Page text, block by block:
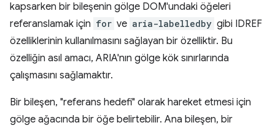
kapsarken bir bileşenin gölge DOM'undaki öğeleri
referanslamak için for ve aria-labelledby gibi IDREF
özelliklerinin kullanılmasını sağlayan bir özelliktir. Bu
özelliğin asıl amacı, ARIA'nın gölge kök sınırlarında
çalışmasını sağlamaktır.
Bir bileşen, "referans hedefi" olarak hareket etmesi için
gölge ağacında bir öğe belirtebilir. Ana bileşen, bir